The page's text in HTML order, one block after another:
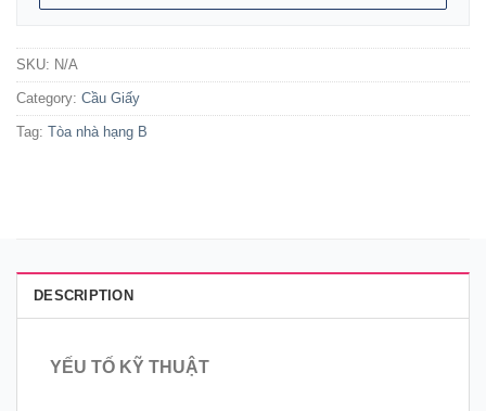
SKU: N/A
Category: Cầu Giấy
Tag: Tòa nhà hạng B
DESCRIPTION
YẾU TỐ KỸ THUẬT